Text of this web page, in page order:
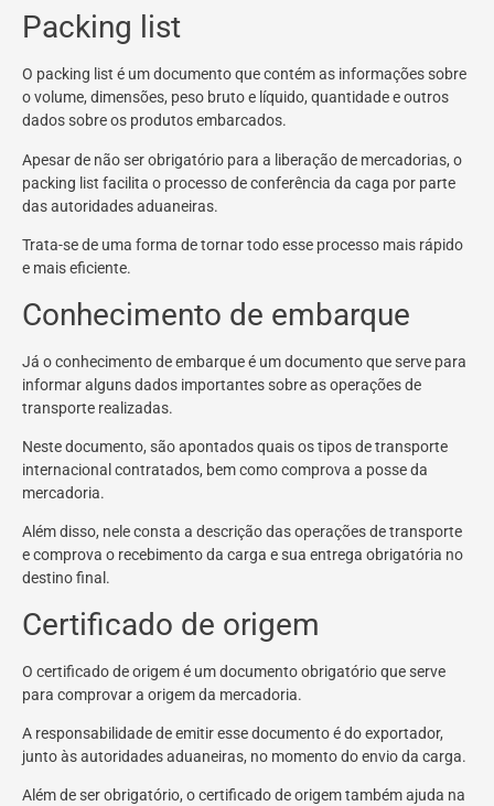
Packing list
O packing list é um documento que contém as informações sobre
o volume, dimensões, peso bruto e líquido, quantidade e outros
dados sobre os produtos embarcados.
Apesar de não ser obrigatório para a liberação de mercadorias, o
packing list facilita o processo de conferência da caga por parte
das autoridades aduaneiras.
Trata-se de uma forma de tornar todo esse processo mais rápido
e mais eficiente.
Conhecimento de embarque
Já o conhecimento de embarque é um documento que serve para
informar alguns dados importantes sobre as operações de
transporte realizadas.
Neste documento, são apontados quais os tipos de transporte
internacional contratados, bem como comprova a posse da
mercadoria.
Além disso, nele consta a descrição das operações de transporte
e comprova o recebimento da carga e sua entrega obrigatória no
destino final.
Certificado de origem
O certificado de origem é um documento obrigatório que serve
para comprovar a origem da mercadoria.
A responsabilidade de emitir esse documento é do exportador,
junto às autoridades aduaneiras, no momento do envio da carga.
Além de ser obrigatório, o certificado de origem também ajuda na